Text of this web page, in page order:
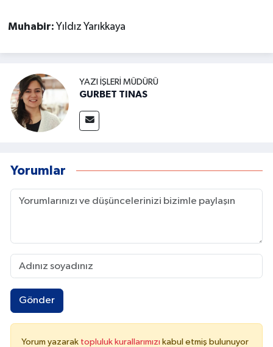
Muhabir: Yıldız Yarıkkaya
YAZI İŞLERI MÜDÜRÜ
GURBET TINAS
Yorumlar
Gönder
Yorum yazarak topluluk kurallarımızı kabul etmiş bulunuyor